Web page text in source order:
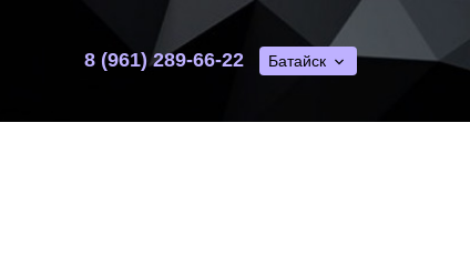
8 (961) 289-66-22 Батайск